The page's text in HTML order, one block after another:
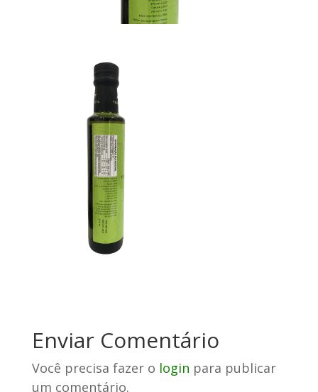
Enviar Comentário
Você precisa fazer o login para publicar
um comentário.